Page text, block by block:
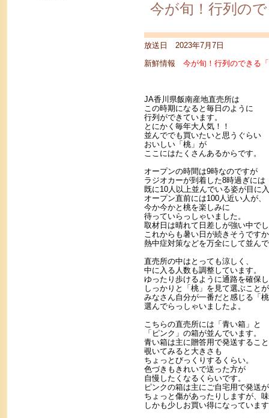
今が旬！行列の
放送日 2023年7月7日
新鮮情報 今が旬！行列のできる
JA香川県飯南産地直売所は
この時期になると毎日のように
行列ができています。
とにかく毎年大人気！！
並んででも買いたいと思うぐらい
おいしい「桃」が
ここにはたくさんあるからです。
オープンの時間は9時なのですが
ラジオカーが到着した8時過ぎには
既に10人以上並んでいる姿が目に
オープン直前には100人近い人が、
今か今かと桃を楽しみに
待っていらっしゃいました。
取材日は晴れて日差しが強い中で
これからも暑い日が続きそうです
熱中症対策などを万全にして並ん
直売所の中はとっても涼しく、
中に入る人数も調整しています。
ゆったり歩けるように通路を確保
しっかりと「桃」を見て選ぶこと
みなさん自分が一番だと感じる「
選んでらっしゃいましたよ。
こちらの直売所には「青い箱」と
「ピンク」の箱が並んでいます。
青い箱は主に贈答用で発送するこ
覗いてみると大きさも
ちょっとびっくりするくらい。
色づきもきれいで送った方が
自慢したくなるくらいです。
ピンクの箱は主にご自宅用で発送
ちょっと傷があったりしますが、
しかも少しお買い得になっていま